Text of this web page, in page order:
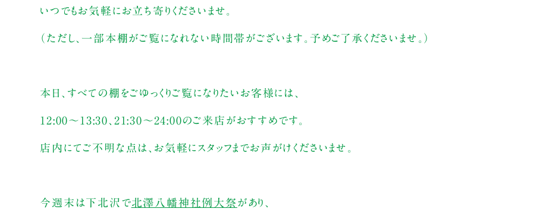
いつでもお気軽にお立ち寄りくださいませ。
（ただし、一部本棚がご覧になれない時間帯がございます。予めご了承くださいませ。）
本日、すべての棚をごゆっくりご覧になりたいお客様には、
12:00～13:30、21:30〜24:00のご来店がおすすめです。
店内にてご不明な点は、お気軽にスタッフまでお声がけくださいませ。
今週末は下北沢で北澤八幡神社例大祭があり、